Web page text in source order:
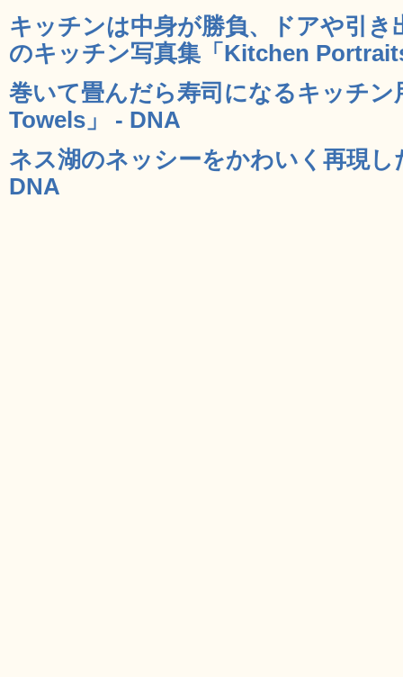
キッチンは中身が勝負、ドアや引
のキッチン写真集「Kitchen
巻いて畳んだら寿司になるキッチ
Towels」 - DNA
ネス湖のネッシーをかわいく再現
DNA